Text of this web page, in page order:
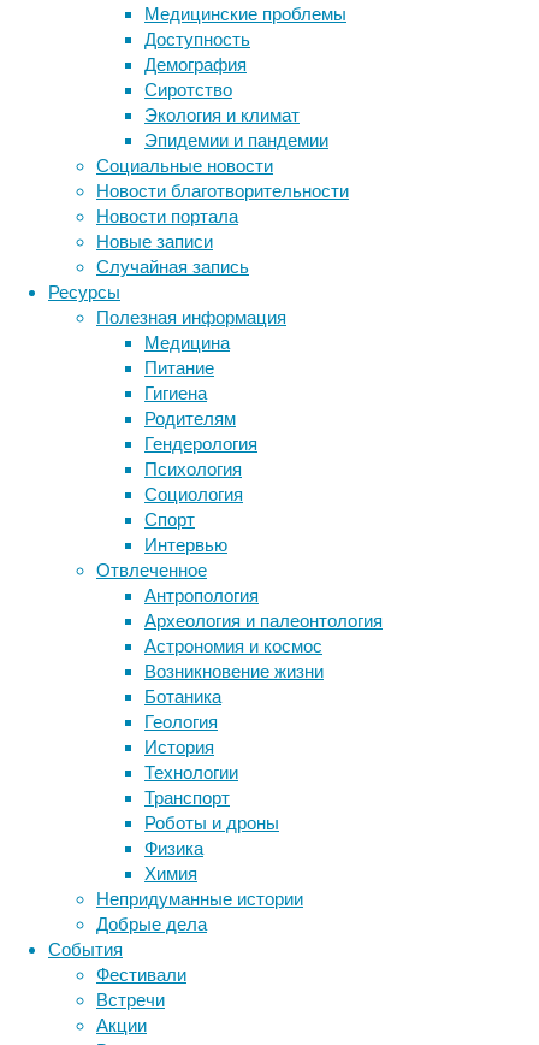
Медицинские проблемы
Доступность
Демография
Сиротство
Экология и климат
Эпидемии и пандемии
Социальные новости
Новости благотворительности
Новости портала
Новые записи
Случайная запись
Ресурсы
Полезная информация
Медицина
Питание
Гигиена
Родителям
Гендерология
Психология
Социология
Спорт
Интервью
Отвлеченное
Антропология
Археология и палеонтология
Астрономия и космос
Возникновение жизни
Ботаника
Геология
История
Технологии
Транспорт
Роботы и дроны
Физика
Химия
Непридуманные истории
Добрые дела
События
Фестивали
Встречи
Акции
по
этому
вопросу
немного,
группа
американских
ученых
решила
выяснить,
насколько
в
действительности
правдив
стереотип.
эксперимента,
результаты
которого
опубликовал
журнал
Proceedings
National
Academy
Sciences,
привлекли
здоровых
и
стройных
молодых
людей
Метки
ДНК бактерии биология
биотехнология вирусы
генетика дети
здоровье
инструменты и методы
исследования
лекарства медицина
мозг наука
нейробиология
нейрофизиология
поведение
сон социальные проблемы